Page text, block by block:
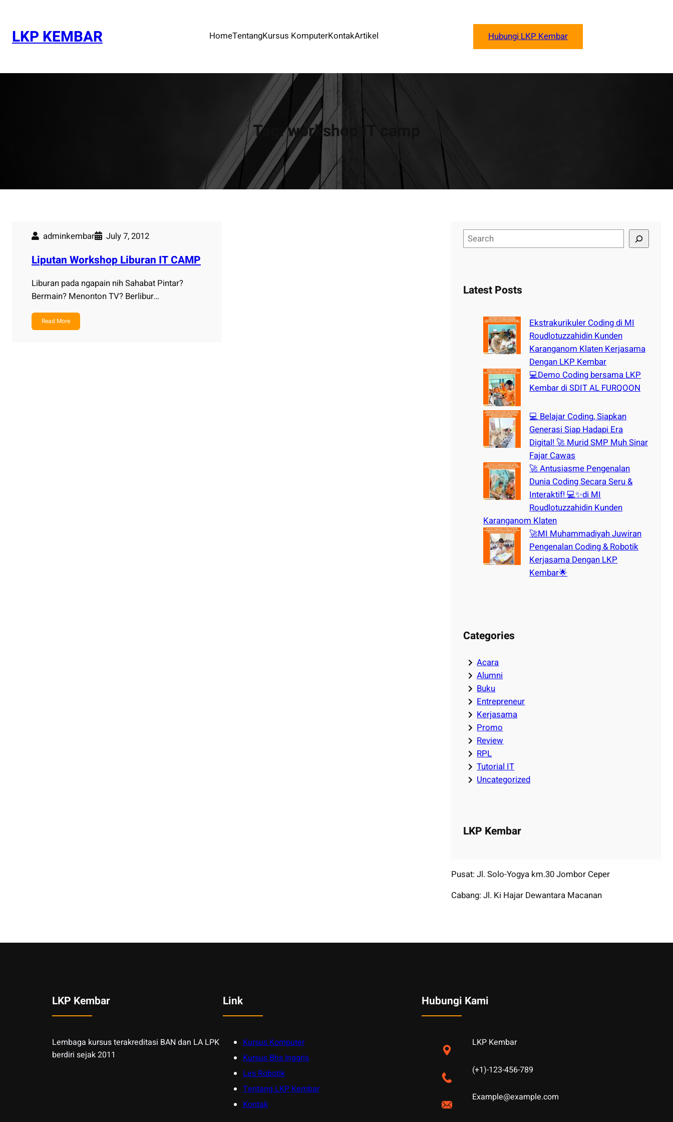
contentLKP KEMBAR HomeTentangKursus KomputerKontakArtikel Hubungi LKP Kembar
Tag:workshop IT camp
adminkembar July 7, 2012
Liputan Workshop Liburan IT CAMP
Liburan pada ngapain nih Sahabat Pintar?
Bermain? Menonton TV? Berlibur…
Read More
e
cLatest Posts
Ekstrakurikuler Coding di MI
Roudlotuzzahidin Kunden
Karanganom Klaten Kerjasama
Dengan LKP Kembar
💻Demo Coding bersama LKP
Kembar di SDIT AL FURQOON
💻 Belajar Coding, Siapkan
Generasi Siap Hadapi Era
Digital! 🚀 Murid SMP Muh Sinar
Fajar Cawas
🚀 Antusiasme Pengenalan
Dunia Coding Secara Seru &
Interaktif! 💻✨di MI
Roudlotuzzahidin Kunden
Karanganom Klaten
🚀MI Muhammadiyah Juwiran
Pengenalan Coding & Robotik
Kerjasama Dengan LKP
Kembar🌟
Categories
Acara
Alumni
Buku
Entrepreneur
Kerjasama
Promo
Review
RPL
Tutorial IT
Uncategorized
LKP Kembar
Pusat: Jl. Solo-Yogya km.30 Jombor Ceper
Cabang: Jl. Ki Hajar Dewantara Macanan
LKP Kembar
Lembaga kursus terakreditasi BAN dan LA LPK
berdiri sejak 2011
Link
Kursus Komputer
Kursus Bhs Inggris
Les Robotik
Tentang LKP Kembar
Kontak
Hubungi Kami
LKP Kembar
(+1)-123-456-789
Example@example.com